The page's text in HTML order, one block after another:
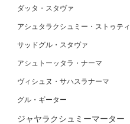
ダッタ・スタヴァ
アシュタラクシュミー・ストゥティ
サッドグル・スタヴァ
アシュトーッタラ・ナーマ
ヴィシュヌ・サハスラナーマ
グル・ギーター
ジャヤラクシュミーマーター